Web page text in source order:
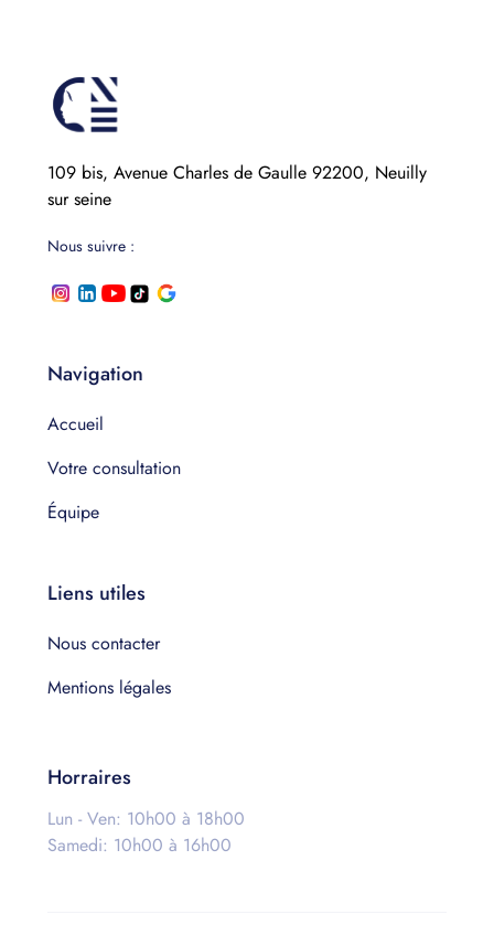
109 bis, Avenue Charles de Gaulle 92200, Neuilly
sur seine
Nous suivre :
Navigation
Accueil
Votre consultation
Équipe
Liens utiles
Nous contacter
Mentions légales
Horraires
Lun - Ven: 10h00 à 18h00
Samedi: 10h00 à 16h00